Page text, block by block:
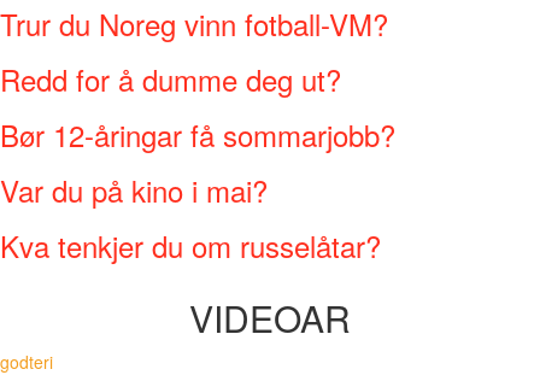
Trur du Noreg vinn fotball-VM?
Redd for å dumme deg ut?
Bør 12-åringar få sommarjobb?
Var du på kino i mai?
Kva tenkjer du om russelåtar?
VIDEOAR
godteri